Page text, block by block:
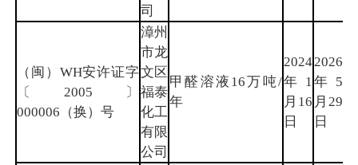
司
（闽）WH安许证字
〔2005〕
000006（换）号
漳州
市龙
文区
福泰
化工
有限
公司
甲醛溶液16万吨/
年
2024
年1
月16
日
2026
年5
月29
日